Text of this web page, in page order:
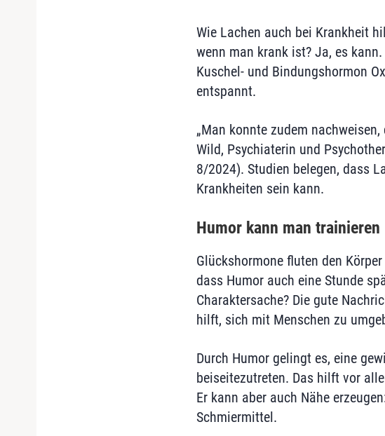
Wie Lachen auch bei Krankheit
wenn man krank ist? Ja, es
Kuschel- und Bindungshormon
entspannt.
„Man konnte zudem
Wild, Psychiaterin und
8/2024). Studien belegen, dass
Krankheiten sein kann.
Humor kann man trainieren
Glückshormone fluten den
dass Humor auch eine Stunde
Charaktersache? Die gute
hilft, sich mit Menschen zu
Durch Humor gelingt es, eine
beiseitezutreten. Das hilft vor
Er kann aber auch Nähe
Schmiermittel.